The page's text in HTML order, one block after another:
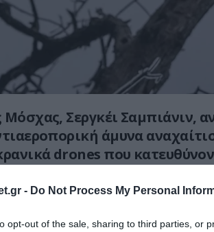
- Do Not Process My Personal
opt-out of the sale, sharing to third parties, or
Σεργκέι Σαμπιάνιν,
άμυνα
drones που
του πυρός.
σε ισχύ τα μεσάνυχτα, με